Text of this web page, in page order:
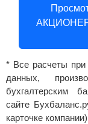
* Все расчеты при
данных,
бухгалтерским
сайте
карточке